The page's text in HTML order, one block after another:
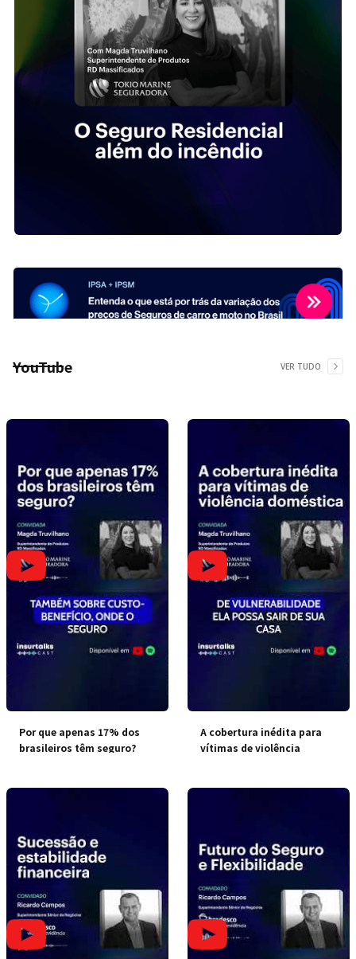
YouTube VER TUDO
Por que apenas 17% dos
brasileiros têm seguro?
A cobertura inédita para
vítimas de violência